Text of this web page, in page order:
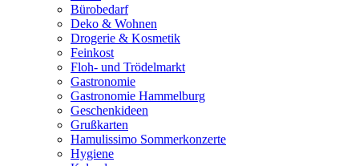
Bürobedarf
Deko & Wohnen
Drogerie & Kosmetik
Feinkost
Floh- und Trödelmarkt
Gastronomie
Gastronomie Hammelburg
Geschenkideen
Grußkarten
Hamulissimo Sommerkonzerte
Hygiene